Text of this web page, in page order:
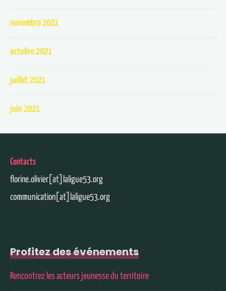
novembre 2021
octobre 2021
juillet 2021
juin 2021
Contacts
florine.olivier[at]laligue53.org
communication[at]laligue53.org
Profitez des événements
Rencontrez les acteurs jeunesse du territoire